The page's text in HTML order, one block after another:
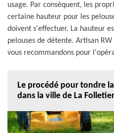
usage. Par conséquent, les
certaine hauteur pour les
doivent s'effectuer. La hauteur
pelouses de détente. Artisan
vous recommandons pour
Le procédé pour tondre
dans la ville de La